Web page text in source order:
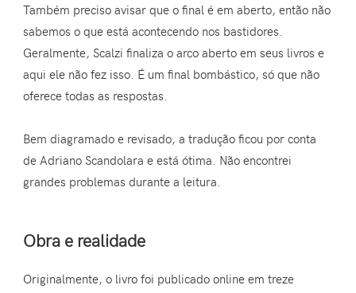
Também preciso avisar que o final é em aberto, então não
sabemos o que está acontecendo nos bastidores.
Geralmente, Scalzi finaliza o arco aberto em seus livros e
aqui ele não fez isso. É um final bombástico, só que não
oferece todas as respostas.
Bem diagramado e revisado, a tradução ficou por conta
de Adriano Scandolara e está ótima. Não encontrei
grandes problemas durante a leitura.
Obra e realidade
Originalmente, o livro foi publicado online em treze